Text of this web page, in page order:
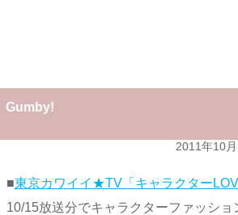
Gumby!
2011年10
■東京カワイイ★TV「キャラクター
10/15放送分でキャラクターファッシ